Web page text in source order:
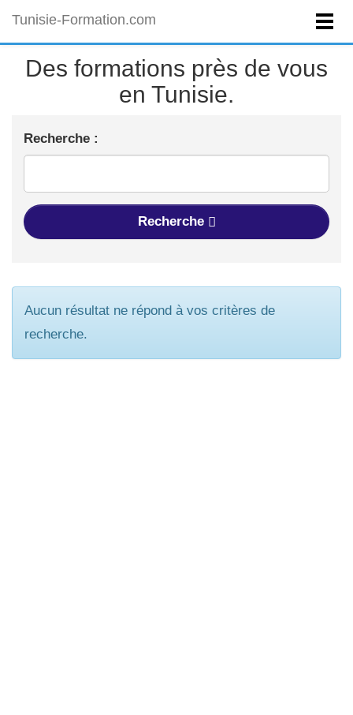
Tunisie-Formation.com
Des formations près de vous
en Tunisie.
Recherche :
Recherche
Aucun résultat ne répond à vos critères de
recherche.